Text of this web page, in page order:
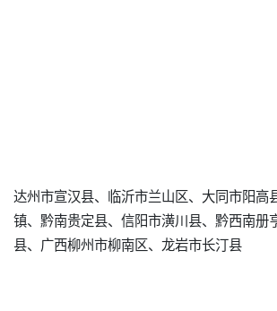
达州市宣汉县、临沂市兰山区、大同市阳高
镇、黔南贵定县、信阳市潢川县、黔西南册
县、广西柳州市柳南区、龙岩市长汀县